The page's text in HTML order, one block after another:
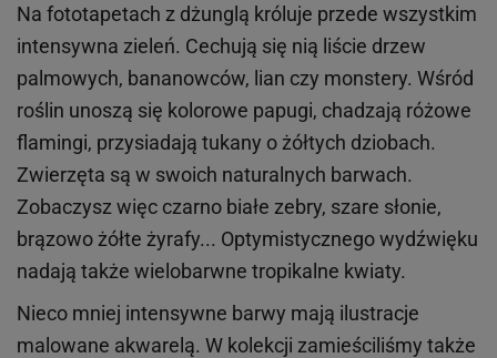
Na fototapetach z dżunglą króluje przede wszystkim
intensywna zieleń. Cechują się nią liście drzew
palmowych, bananowców, lian czy monstery. Wśród
roślin unoszą się kolorowe papugi, chadzają różowe
flamingi, przysiadają tukany o żółtych dziobach.
Zwierzęta są w swoich naturalnych barwach.
Zobaczysz więc czarno białe zebry, szare słonie,
brązowo żółte żyrafy... Optymistycznego wydźwięku
nadają także wielobarwne tropikalne kwiaty.
Nieco mniej intensywne barwy mają ilustracje
malowane akwarelą. W kolekcji zamieściliśmy także